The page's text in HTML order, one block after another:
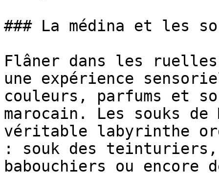
### La médina et les
Flâner dans les
une expérience
couleurs, parfums et
marocain. Les souks de
véritable labyrinthe
: souk des
babouchiers ou encore